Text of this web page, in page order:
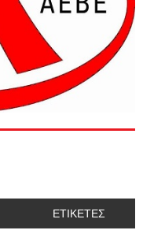
ΕΤΙΚΕΤΕΣ